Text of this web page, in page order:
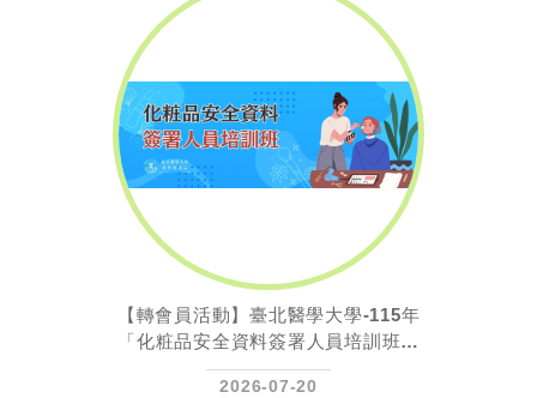
【轉會員活動】臺北醫學大學-115年
「化粧品安全資料簽署人員培訓班第
12 期招...
2026-07-20